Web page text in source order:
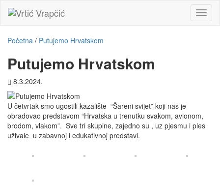
Početna / Putujemo Hrvatskom
Putujemo Hrvatskom
8.3.2024.
U četvrtak smo ugostili kazalište “Šareni svijet” koji nas je
obradovao predstavom “Hrvatska u trenutku svakom, avionom,
brodom, vlakom”. Sve tri skupine, zajedno su , uz pjesmu i ples
uživale u zabavnoj i edukativnoj predstavi.